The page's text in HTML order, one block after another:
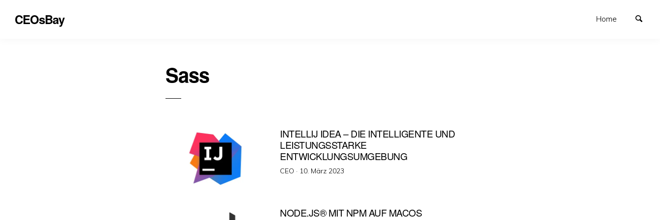
CEOsBay Home
Sass
INTELLIJ IDEA – DIE INTELLIGENTE UND
LEISTUNGSSTARKE
ENTWICKLUNGSUMGEBUNG
CEO · Veröffentlicht
10. März 2023
NODE.JS® MIT NPM AUF MACOS